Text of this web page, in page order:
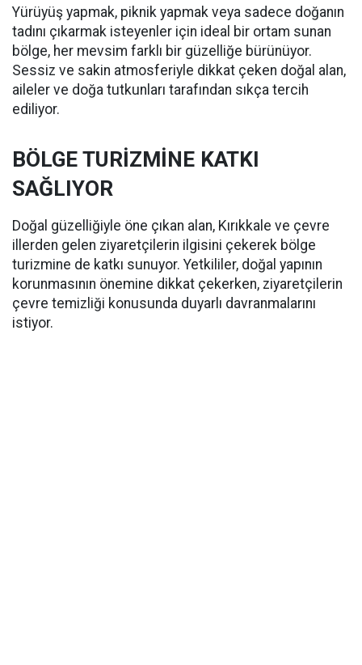
Yürüyüş yapmak, piknik yapmak veya sadece doğanın
tadını çıkarmak isteyenler için ideal bir ortam sunan
bölge, her mevsim farklı bir güzelliğe bürünüyor.
Sessiz ve sakin atmosferiyle dikkat çeken doğal alan,
aileler ve doğa tutkunları tarafından sıkça tercih
ediliyor.
BÖLGE TURİZMİNE KATKI
SAĞLIYOR
Doğal güzelliğiyle öne çıkan alan, Kırıkkale ve çevre
illerden gelen ziyaretçilerin ilgisini çekerek bölge
turizmine de katkı sunuyor. Yetkililer, doğal yapının
korunmasının önemine dikkat çekerken, ziyaretçilerin
çevre temizliği konusunda duyarlı davranmalarını
istiyor.